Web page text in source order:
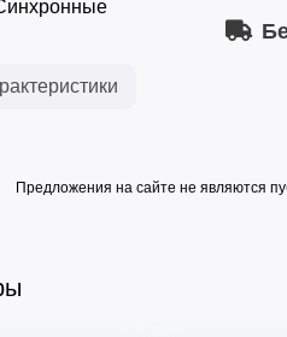
Предложения на сайте не являются